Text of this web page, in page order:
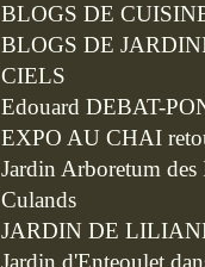
BLOGS DE
BLOGS DE
CIELS
Edouard DEBAT-
EXPO AU CHAI
Jardin Arboretum des
Culands
JARDIN DE
Jardin d'Enteoulet